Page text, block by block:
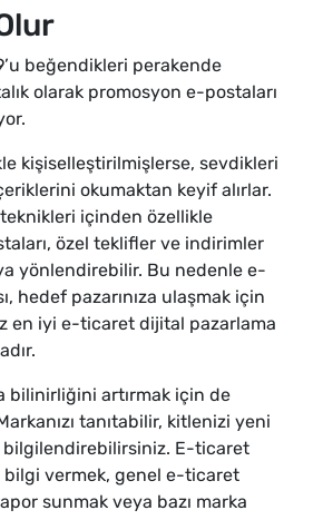
beğendikleri perakende
olarak promosyon e-postaları
kişiselleştirilmişlerse, sevdikleri
okumaktan keyif alırlar.
içinden özellikle
özel teklifler ve indirimler
yönlendirebilir. Bu nedenle e-
hedef pazarınıza ulaşmak için
en iyi e-ticaret dijital pazarlama
bilinirliğini artırmak için de
tanıtabilir, kitlenizi yeni
bilgilendirebilirsiniz. E-ticaret
bilgi vermek, genel e-ticaret
sunmak veya bazı marka